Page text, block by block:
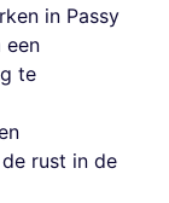
in Passy
een
te
rust in de